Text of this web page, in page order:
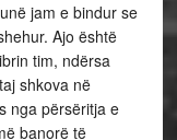
jam e bindur se
Ajo është
tim, ndërsa
shkova në
nga përsëritja e
banorë të